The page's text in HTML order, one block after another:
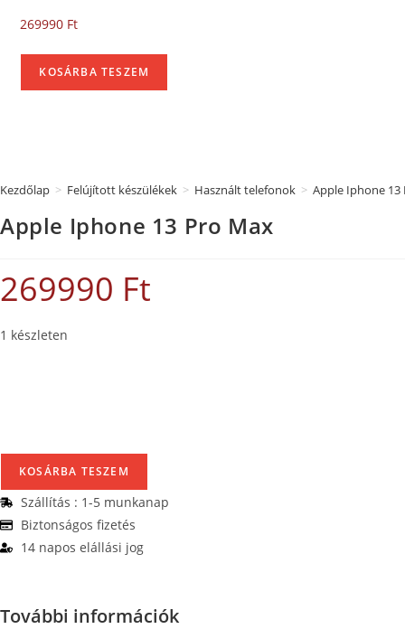
269990 Ft
KOSÁRBA TESZEM
Kezdőlap > Felújított készülékek > Használt telefonok > Apple Iphone 13
Apple Iphone 13 Pro Max
269990 Ft
1 készleten
KOSÁRBA TESZEM
Szállítás : 1-5 munkanap
Biztonságos fizetés
14 napos elállási jog
További információk